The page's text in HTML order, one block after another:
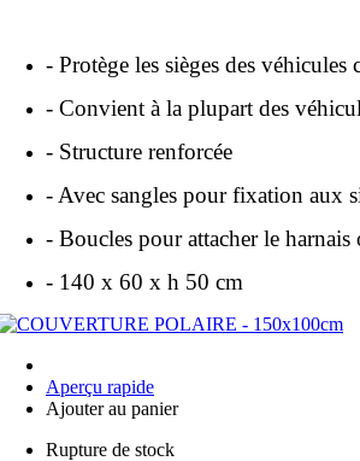
- Protège les sièges des véhicules
- Convient à la plupart des
- Structure renforcée
- Avec sangles pour fixation aux
- Boucles pour attacher le harnais
- 140 x 60 x h 50 cm
Aperçu rapide
Ajouter au panier
Rupture de stock